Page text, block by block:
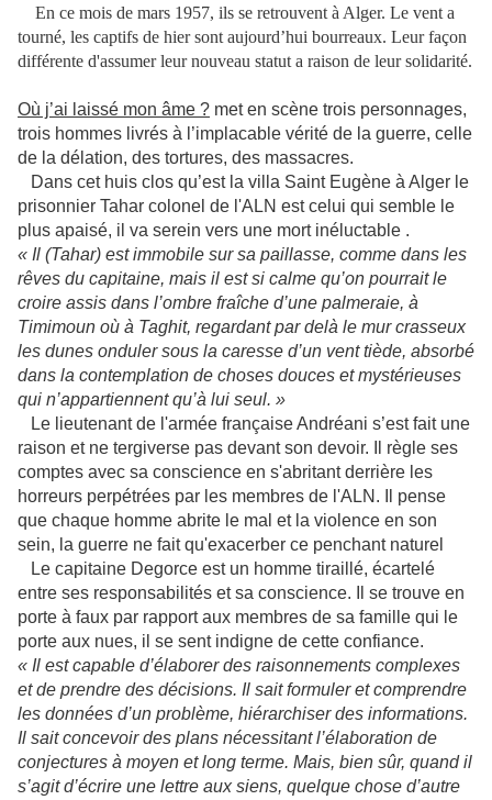
En ce mois de mars 1957, ils se retrouvent à Alger. Le vent a
tourné, les captifs de hier sont aujourd’hui bourreaux. Leur façon
différente d'assumer leur nouveau statut a raison de leur solidarité.
Où j’ai laissé mon âme ? met en scène trois personnages,
trois hommes livrés à l’implacable vérité de la guerre, celle
de la délation, des tortures, des massacres.
Dans cet huis clos qu’est la villa Saint Eugène à Alger le
prisonnier Tahar colonel de l'ALN est celui qui semble le
plus apaisé, il va serein vers une mort inéluctable .
« Il (Tahar) est immobile sur sa paillasse, comme dans les
rêves du capitaine, mais il est si calme qu’on pourrait le
croire assis dans l’ombre fraîche d’une palmeraie, à
Timimoun où à Taghit, regardant par delà le mur crasseux
les dunes onduler sous la caresse d’un vent tiède, absorbé
dans la contemplation de choses douces et mystérieuses
qui n’appartiennent qu’à lui seul. »
Le lieutenant de l'armée française Andréani s’est fait une
raison et ne tergiverse pas devant son devoir. Il règle ses
comptes avec sa conscience en s'abritant derrière les
horreurs perpétrées par les membres de l'ALN. Il pense
que chaque homme abrite le mal et la violence en son
sein, la guerre ne fait qu'exacerber ce penchant naturel
Le capitaine Degorce est un homme tiraillé, écartelé
entre ses responsabilités et sa conscience. Il se trouve en
porte à faux par rapport aux membres de sa famille qui le
porte aux nues, il se sent indigne de cette confiance.
« Il est capable d’élaborer des raisonnements complexes
et de prendre des décisions. Il sait formuler et comprendre
les données d’un problème, hiérarchiser des informations.
Il sait concevoir des plans nécessitant l’élaboration de
conjectures à moyen et long terme. Mais, bien sûr, quand il
s’agit d’écrire une lettre aux siens, quelque chose d’autre